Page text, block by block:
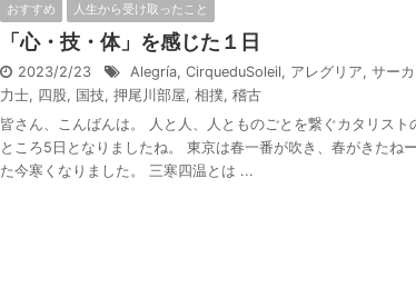
おすすめ 人生から受け取ったこと
「心・技・体」を感じた１日
2023/2/23 Alegría, CirqueduSoleil, アレグリア, サー
力士, 四股, 国技, 押尾川部屋, 相撲, 稽古
皆さん、こんばんは。 人と人、人とものごとを繋ぐカタリスト
ところ5日となりましたね。 東京は春一番が吹き、春がきたね
た今寒くなりました。 三寒四温とは ...